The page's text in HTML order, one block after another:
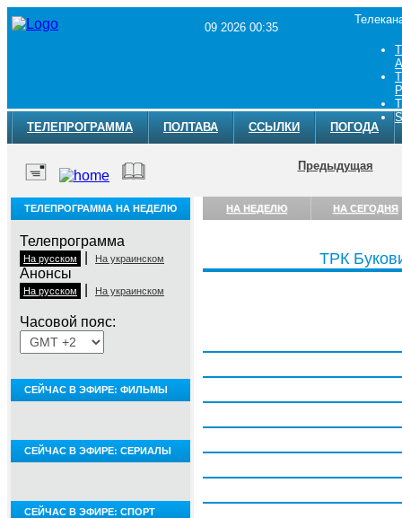
09 2026 00:35
ТЕЛЕПРОГРАММА ПОЛТАВА ССЫЛКИ ПОГОДА
Предыдущая
ТЕЛЕПРОГРАММА НА НЕДЕЛЮ
Телепрограмма
На русском На украинском
Анонсы
На русском На украинском
Часовой пояс:
СЕЙЧАС В ЭФИРЕ: ФИЛЬМЫ
СЕЙЧАС В ЭФИРЕ: СЕРИАЛЫ
СЕЙЧАС В ЭФИРЕ: СПОРТ
НА НЕДЕЛЮ НА СЕГОДНЯ
ТРК